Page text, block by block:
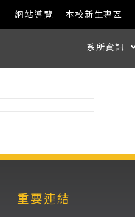
網站導覽 本校新生專區
系所資訊
重要連結